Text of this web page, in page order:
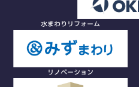
水まわりリフォーム
リノベーション